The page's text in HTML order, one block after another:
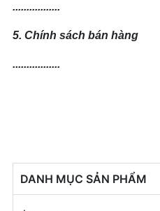
.................
5. Chính sách bán hàng
.................
DANH MỤC SẢN PHẨM